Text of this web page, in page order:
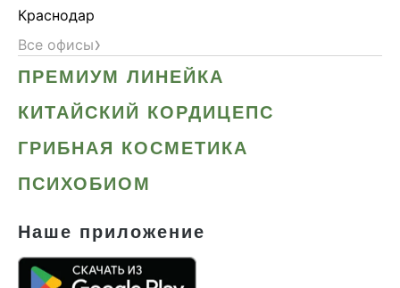
Краснодар
Все офисы›
ПРЕМИУМ ЛИНЕЙКА
КИТАЙСКИЙ КОРДИЦЕПС
ГРИБНАЯ КОСМЕТИКА
ПСИХОБИОМ
Наше приложение